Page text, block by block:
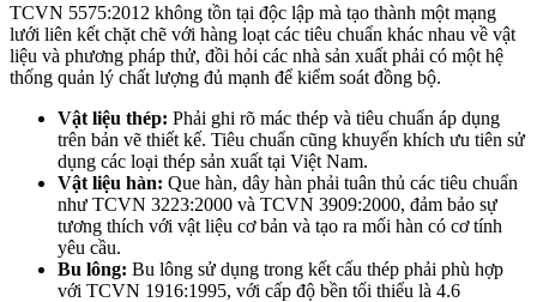
TCVN 5575:2012 không tồn tại độc lập mà tạo thành một mạng
lưới liên kết chặt chẽ với hàng loạt các tiêu chuẩn khác nhau về vật
liệu và phương pháp thử, đồi hỏi các nhà sản xuất phải có một hệ
thống quản lý chất lượng đủ mạnh để kiểm soát đồng bộ.
Vật liệu thép: Phải ghi rõ mác thép và tiêu chuẩn áp dụng
trên bản vẽ thiết kế. Tiêu chuẩn cũng khuyến khích ưu tiên sử
dụng các loại thép sản xuất tại Việt Nam.
Vật liệu hàn: Que hàn, dây hàn phải tuân thủ các tiêu chuẩn
như TCVN 3223:2000 và TCVN 3909:2000, đảm bảo sự
tương thích với vật liệu cơ bản và tạo ra mối hàn có cơ tính
yêu cầu.
Bu lông: Bu lông sử dụng trong kết cấu thép phải phù hợp
với TCVN 1916:1995, với cấp độ bền tối thiểu là 4.6